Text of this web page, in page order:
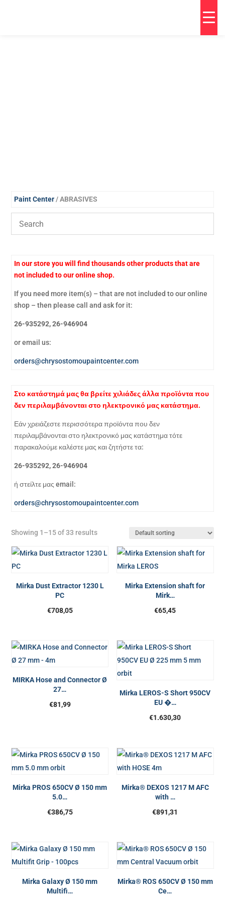
Paint Center/ ABRASIVES
In our store you will find thousands other products that are
not included to our online shop.
If you need more item(s) – that are not included to our online
shop – then please call and ask for it:
26-935292, 26-946904
or email us:
orders@chrysostomoupaintcenter.com
Στο κατάστημά μας θα βρείτε χιλιάδες άλλα προϊόντα που
δεν περιλαμβάνονται στο ηλεκτρονικό μας κατάστημα.
Εάν χρειάζεστε περισσότερα προϊόντα που δεν
περιλαμβάνονται στο ηλεκτρονικό μας κατάστημα τότε
παρακαλούμε καλέστε μας και ζητήστε τα:
26-935292, 26-946904
ή στείλτε μας email:
orders@chrysostomoupaintcenter.com
Showing 1–15 of 33 results
Mirka Dust Extractor 1230 L
PC
€708,05
Mirka Extension shaft for
Mirk…
€65,45
MIRKA Hose and Connector Ø
27…
€81,99
Mirka LEROS-S Short 950CV
EU �…
€1.630,30
Mirka PROS 650CV Ø 150 mm
5.0…
€386,75
Mirka® DEXOS 1217 M AFC
with …
€891,31
Mirka Galaxy Ø 150 mm
Multifi…
Mirka® ROS 650CV Ø 150 mm
Ce…